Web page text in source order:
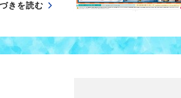
きを読む